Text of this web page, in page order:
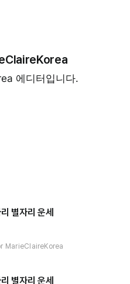
에디터입니다.
별자리 운세
MarieClaireKorea
별자리 운세